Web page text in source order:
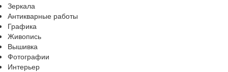
Зеркала
Антикварные работы
Графика
Живопись
Вышивка
Фотографии
Интерьер